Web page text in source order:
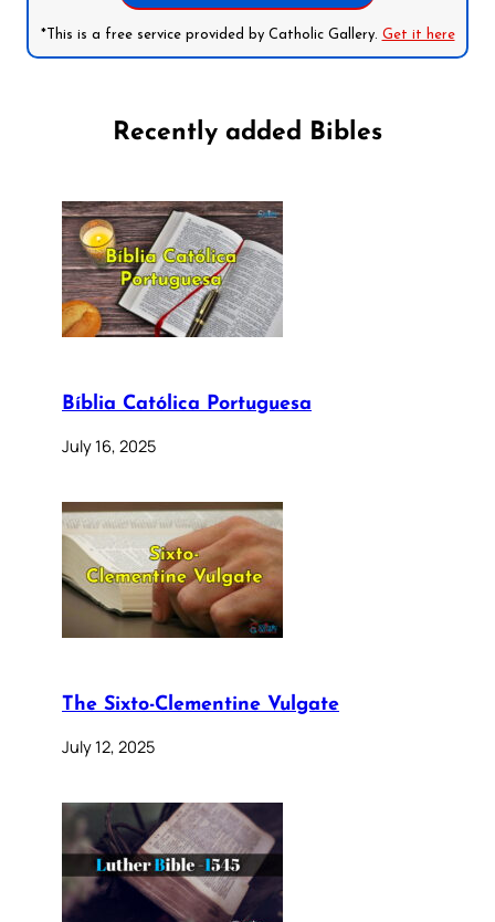
*This is a free service provided by Catholic Gallery. Get it here
Recently added Bibles
Bíblia Católica Portuguesa
July 16, 2025
The Sixto-Clementine Vulgate
July 12, 2025